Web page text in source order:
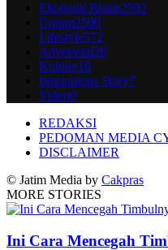
Ekonomi Bisnis2592
Umum2500
Lifestyle572
Advetorial26
Kuliner16
Inspirations Story7
Video0
REDAKSI
PEDOMAN MEDIA
DISCLAIMER
© Jatim Media by Cakpras
MORE STORIES
Ini Cara Mencegah